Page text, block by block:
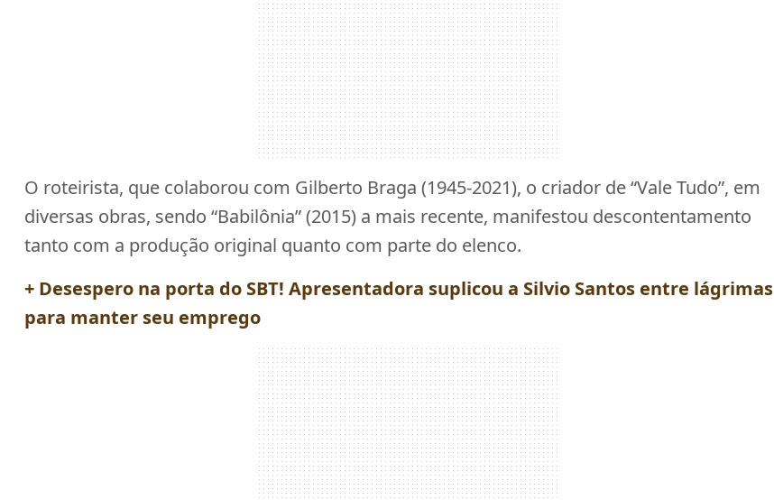
O roteirista, que colaborou com Gilberto Braga (1945-2021), o criador de “Vale Tudo”, em
diversas obras, sendo “Babilônia” (2015) a mais recente, manifestou descontentamento
tanto com a produção original quanto com parte do elenco.
+ Desespero na porta do SBT! Apresentadora suplicou a Silvio Santos entre lágrimas
para manter seu emprego